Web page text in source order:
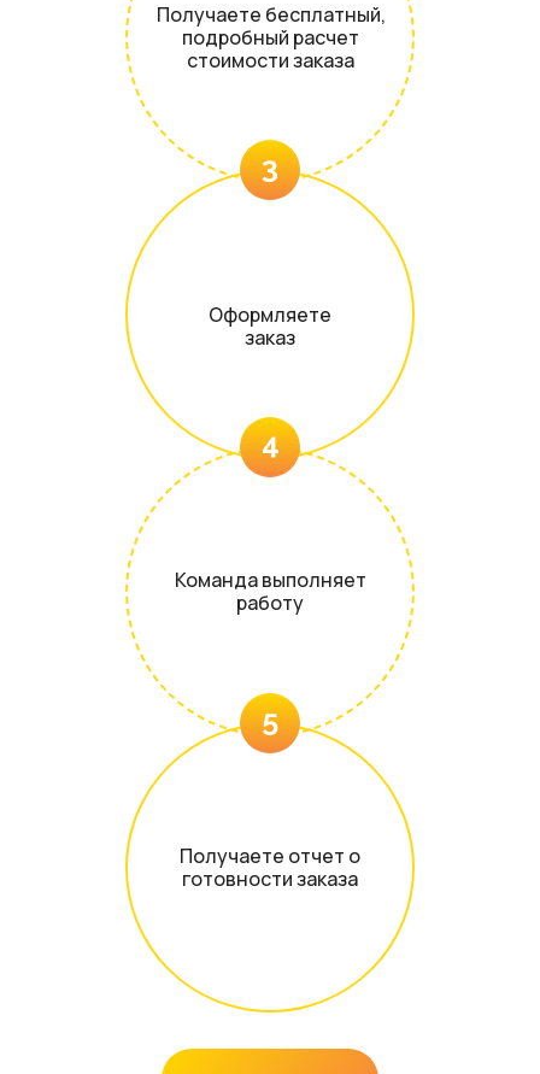
3
4
5
Получаете бесплатный,
подробный расчет
стоимости заказа
Оформляете
заказ
Команда выполняет
работу
Получаете отчет о
готовности заказа